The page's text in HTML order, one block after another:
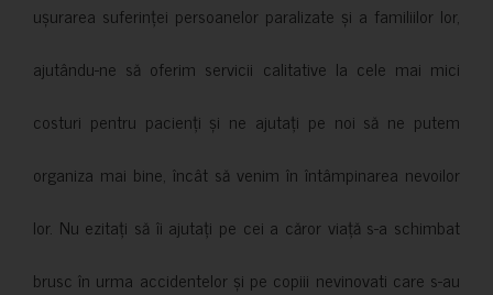
ușurarea suferinței persoanelor paralizate și a familiilor lor,
ajutându-ne să oferim servicii calitative la cele mai mici
costuri pentru pacienți și ne ajutați pe noi să ne putem
organiza mai bine, încât să venim în întâmpinarea nevoilor
lor. Nu ezitați să îi ajutați pe cei a căror viață s-a schimbat
brusc în urma accidentelor și pe copiii nevinovati care s-au